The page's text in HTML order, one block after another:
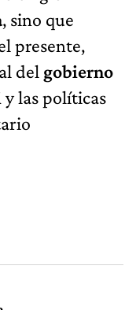
, sino que
presente,
del gobierno
y las políticas